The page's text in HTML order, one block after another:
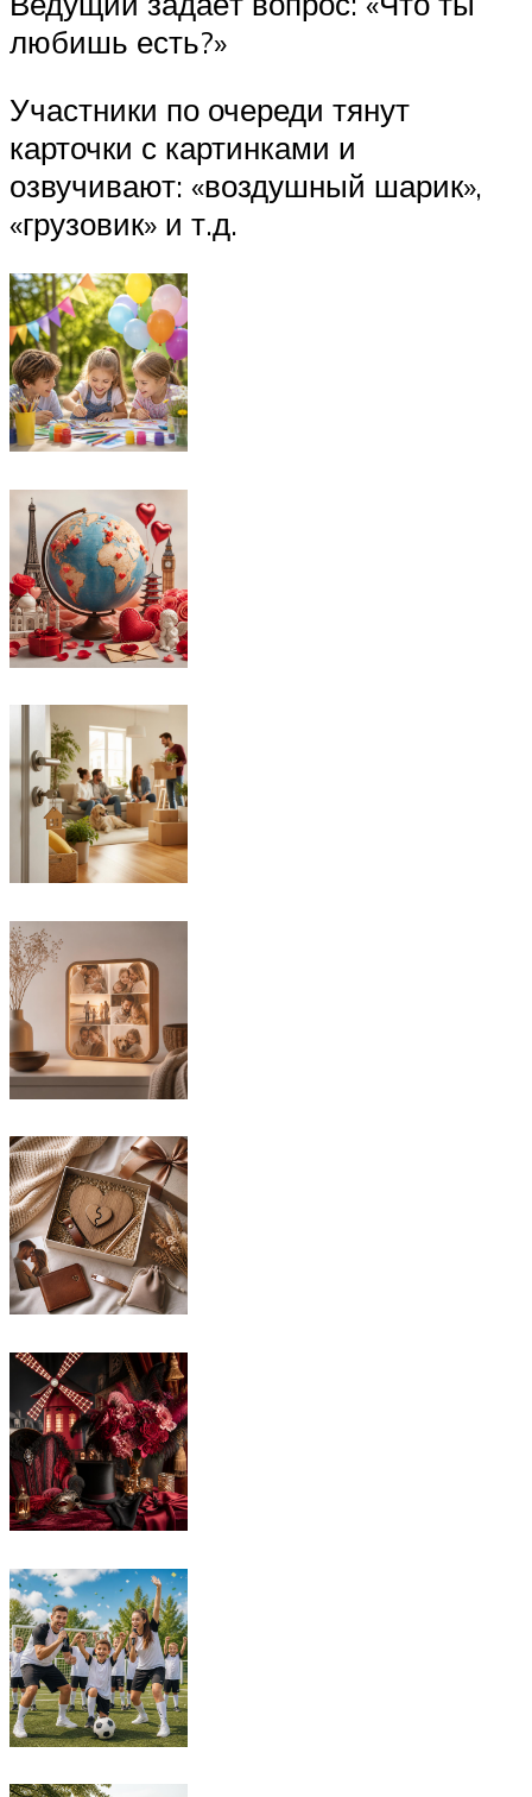
любишь есть?»
Участники по очереди тянут
карточки с картинками и
озвучивают: «воздушный шарик»,
«грузовик» и т.д.